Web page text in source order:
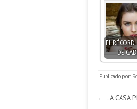
EL RÉCORD
DE
Publicado por:
Navegación
← LA CASA